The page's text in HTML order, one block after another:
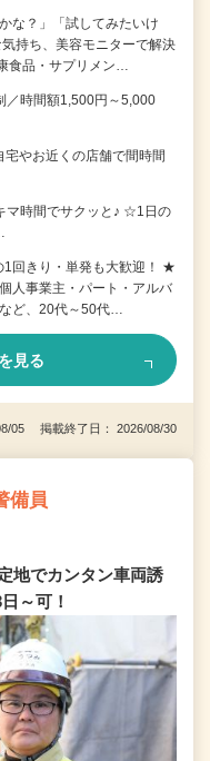
な？」「試してみたいけ
持ち、美容モニターで解決
食品・サプリメン…
／時間額1,500円～5,000
やお近くの店舗で間時間
マ時間でサクッと♪ ☆1日の
1回きり・単発も大歓迎！ ★
人事業主・パート・アルバ
ど、20代～50代…
見る
05 掲載終了日： 2026/08/30
備員
地でカンタン車両誘
～可！